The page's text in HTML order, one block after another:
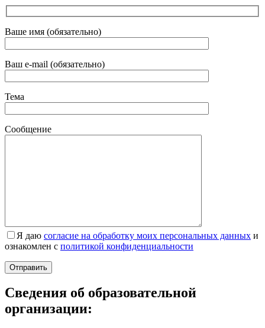
Ваше имя (обязательно)
Ваш e-mail (обязательно)
Тема
Сообщение
Я даю согласие на обработку моих персональных данных и
ознакомлен с политикой конфиденциальности
Сведения об образовательной
организации: